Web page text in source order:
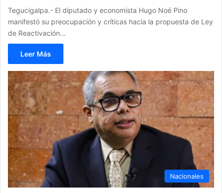
Tegucigalpa.- El diputado y economista Hugo Noé Pino
manifestó su preocupación y críticas hacia la propuesta de Ley
de Reactivación…
Leer Más
Nacionales